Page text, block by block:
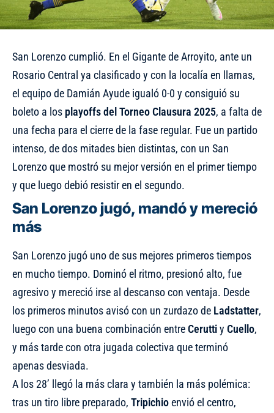
San Lorenzo cumplió. En el Gigante de Arroyito, ante un
Rosario Central ya clasificado y con la localía en llamas,
el equipo de Damián Ayude igualó 0-0 y consiguió su
boleto a los playoffs del Torneo Clausura 2025, a falta de
una fecha para el cierre de la fase regular. Fue un partido
intenso, de dos mitades bien distintas, con un San
Lorenzo que mostró su mejor versión en el primer tiempo
y que luego debió resistir en el segundo.
San Lorenzo jugó, mandó y mereció
más
San Lorenzo jugó uno de sus mejores primeros tiempos
en mucho tiempo. Dominó el ritmo, presionó alto, fue
agresivo y mereció irse al descanso con ventaja. Desde
los primeros minutos avisó con un zurdazo de Ladstatter,
luego con una buena combinación entreCeruttiy Cuello,
y más tarde con otra jugada colectiva que terminó
apenas desviada.
A los 28’ llegó la más clara y también la más polémica:
tras un tiro libre preparado, Tripichioenvió el centro,